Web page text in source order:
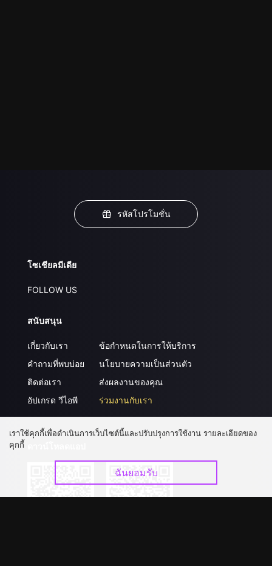
รหัสโปรโมชั่น
โซเชียลมีเดีย
FOLLOW US
สนับสนุน
เกี่ยวกับเรา
คำถามที่พบบ่อย
ติดต่อเรา
อัปเกรด วีไอพี
ข้อกำหนดในการให้บริการ
นโยบายความเป็นส่วนตัว
ส่งผลงานของคุณ
ร่วมงานกับเรา
เราใช้คุกกี้เพื่อดำเนินการเว็บไซต์นี้และปรับปรุงการใช้งาน รายละเอียดของ
คุกกี้
ฉันยอมรับ